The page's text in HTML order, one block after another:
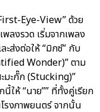
Eye-View” ด้วย
ลงรวด เริ่มจากเพลง
ะส่งต่อให้ “มิกซ์” กับ
Wonder)” ตาม
มะกั๊ก (Stucking)”
ให้ “นาย”” ที่ทั้งคู่เรียก
รงภาพยนตร์ จากนั้น